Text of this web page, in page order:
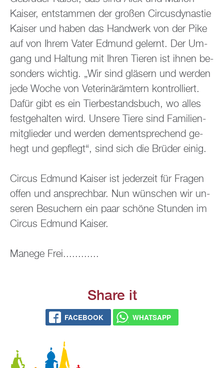
Kai­ser, ent­stam­men der gro­ßen Cir­cus­dy­nas­tie
Kai­ser und haben das Hand­werk von der Pike
auf von Ihrem Vater Ed­mund ge­lernt. Der Um­
gang und Hal­tung mit Ihren Tie­ren ist ihnen be­
son­ders wich­tig. „Wir sind glä­sern und wer­den
jede Woche von Ve­te­ri­när­äm­tern kon­trol­liert.
Dafür gibt es ein Tier­be­stands­buch, wo alles
fest­ge­hal­ten wird. Un­se­re Tiere sind Fa­mi­li­en­
mit­glie­der und wer­den dem­entspre­chend ge­
hegt und ge­pflegt“, sind sich die Brü­der einig.
Cir­cus Ed­mund Kai­ser ist je­der­zeit für Fra­gen
offen und an­sprech­bar. Nun wün­schen wir un­
se­ren Be­su­chern ein paar schö­ne Stun­den im
Cir­cus Ed­mund Kai­ser.
Ma­ne­ge Frei............
Share it
FACE­BOOK WHATS­APP